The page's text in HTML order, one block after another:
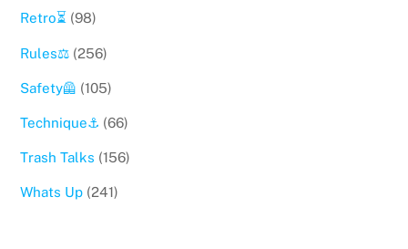
Retro⏳ (98)
Rules⚖️ (256)
Safety🦺 (105)
Technique⚓️ (66)
Trash Talks (156)
Whats Up (241)